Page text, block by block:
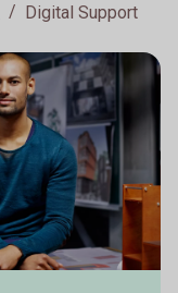
Digital Support